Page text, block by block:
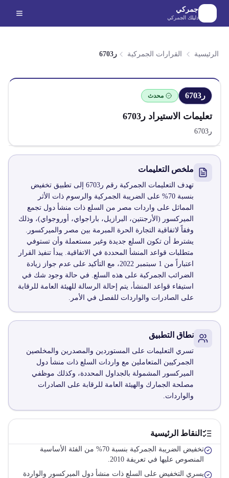
الانتقال إلى المحتوى الرئيسي
جمركي
دليلك الجمركي
الرئيسية القرارات الجمركية ر6703
ر6703 محدث
تعليمات الاستيراد ر6703
ر6703
ملخص التعليمات
تهدف التعليمات الجمركية رقم ر6703 إلى تطبيق تخفيض
بنسبة 70% على الضريبة الجمركية والرسوم ذات الأثر
المماثل على واردات مصر من السلع ذات منشأ دول تجمع
الميركسور (الأرجنتين، البرازيل، باراجواي، أوروجواي)، وذلك
وفقاً لاتفاقية التجارة الحرة المبرمة بين مصر والميركسور.
يشترط أن تكون السلع جديدة وغير مستعملة وأن تستوفي
متطلبات قواعد المنشأ المحددة في الاتفاقية. يبدأ تنفيذ القرار
اعتباراً من 1 سبتمبر 2022، مع التأكيد على عدم جواز زيادة
الضرائب الجمركية على هذه السلع. في حالة وجود شك في
استيفاء قواعد المنشأ، يتم إحالة الرسالة للهيئة العامة للرقابة
على الصادرات والواردات للفصل في الأمر.
نطاق التطبيق
تسري التعليمات على المستوردين والمصدرين والمخلصين
الجمركيين المتعاملين مع واردات السلع ذات منشأ دول
الميركسور المشمولة بالجداول المحددة، وكذلك موظفي
مصلحة الجمارك والهيئة العامة للرقابة على الصادرات
والواردات.
النقاط الرئيسية
تخفيض الضريبة الجمركية بنسبة 70% من الفئة الأساسية
المنصوص عليها في تعريفة 2010.
يسري التخفيض على السلع ذات منشأ دول الميركسور والواردة